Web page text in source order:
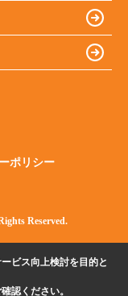
ポリシー
Reserved.
ビス向上検討を目的と
認ください。